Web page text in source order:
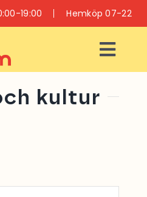
19:00 Hemköp 07-22
ÖPPETTIDER
kultur